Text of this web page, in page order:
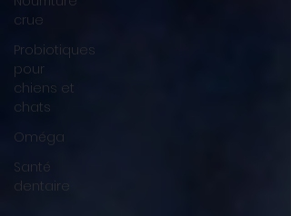
crue
Probiotiques
pour
chiens et
chats
Oméga
Santé
dentaire